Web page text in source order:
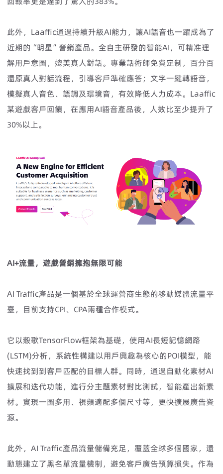
此外，Laaffic通過持續升級AI能力，讓AI語音也一躍成為了
近期的“明星”營銷產品。全自主研發的智能AI，可精准理
解用戶意圖，媲美真人對話。專業話術師免費定制，百分百
還原真人對話流程，引導客戶準確應答；文字一鍵轉語音，
模擬真人音色、語調及環境音，有效降低人力成本。Laaffic
某遊戲客戶回饋，在應用AI語音產品後，人效比至少提升了
30%以上。
AI+流量，遊戲營銷擁抱無限可能
AI Traffic產品是一個基於全球運營商生態的移動媒體流量平
臺，目前支持CPI、CPA兩種合作模式。
它以穀歌TensorFlow框架為基礎，使用AI長短記憶網路
(LSTM)分析，系統性構建以用戶興趣為核心的POI模型，能
快速找到到客戶匹配的目標人群。同時，通過自動化素材AI
擴展和迭代功能，進行分主題素材對比測試，智能產出新素
材。實現一圖多用、視頻適配多個尺寸等，更快擴展廣告資
源。
此外，AI Traffic產品流量儲備充足，覆蓋全球多個國家，還
動態建立了黑名單流量機制，避免客戶廣告預算損失。作為